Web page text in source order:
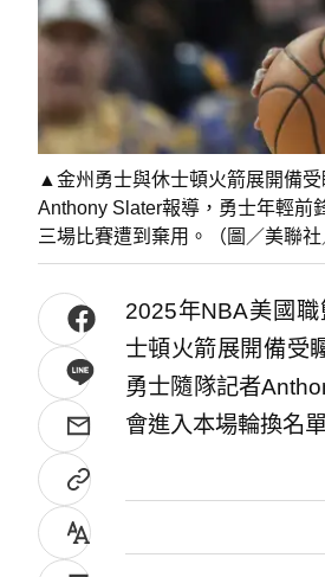
▲金州勇士與休士頓火箭展開備
Anthony Slater報導，勇士年輕前
三場比賽遭到棄用。（圖／美聯社
2025年NBA美國
士頓火箭展開備受
勇士隨隊記者
會進入本場輪換名